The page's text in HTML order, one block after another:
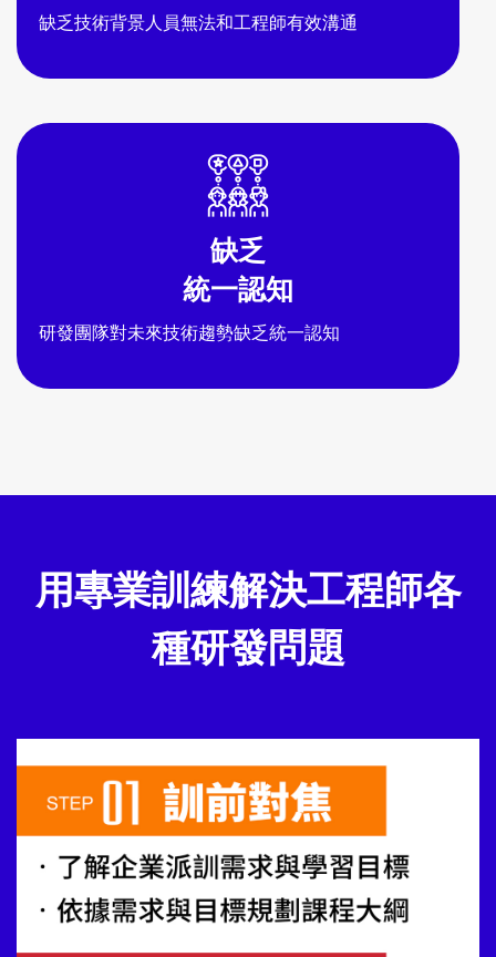
缺乏技術背景人員無法和工程師有效溝通
缺乏
統一認知
研發團隊對未來技術趨勢缺乏統一認知
用專業訓練解決工程師各
種研發問題